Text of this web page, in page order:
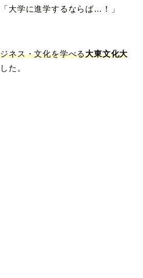
大学に進学するならば…！」
ネス・文化を学べる大東文化大
た。